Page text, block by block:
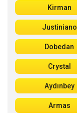
Kirman
Justiniano
Dobedan
Crystal
Aydınbey
Armas